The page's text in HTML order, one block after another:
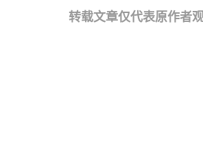
转载文章仅代表原作者